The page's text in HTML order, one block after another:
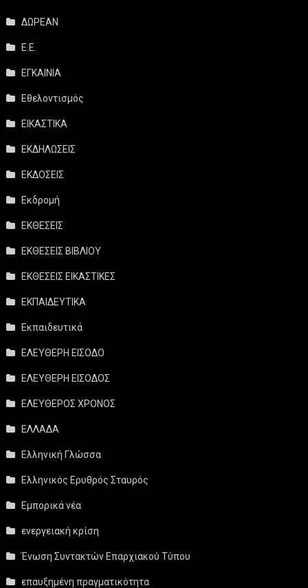
ΔΩΡΕΑΝ
Ε.Ε.
ΕΓΚΑΙΝΙΑ
Εθελοντισμός
ΕΙΚΑΣΤΙΚΑ
ΕΚΔΗΛΩΣΕΙΣ
ΕΚΔΟΣΕΙΣ
Εκδρομή
ΕΚΘΕΣΕΙΣ
ΕΚΘΕΣΕΙΣ ΒΙΒΛΙΟΥ
ΕΚΘΕΣΕΙΣ ΕΙΚΑΣΤΙΚΕΣ
ΕΚΠΑΙΔΕΥΤΙΚΑ
Εκπαιδευτικά
ΕΛΕΥΘΕΡΗ ΕΙΣΟΔΟ
ΕΛΕΥΘΕΡΗ ΕΙΣΟΔΟΣ
ΕΛΕΥΘΕΡΟΣ ΧΡΟΝΟΣ
ΕΛΛΑΔΑ
Ελληνική Γλώσσα
Ελληνικός Ερυθρός Σταυρός
Εμπορικά νέα
ενεργειακή κρίση
Ένωση Συντακτών Επαρχιακού Τύπου
επαυξημένη πραγματικότητα